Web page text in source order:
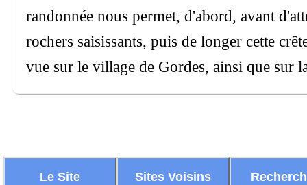
randonnée nous permet, d'abord, avant
rochers saisissants, puis de longer cette
vue sur le village de Gordes, ainsi que sur
Le Site Sites Voisins